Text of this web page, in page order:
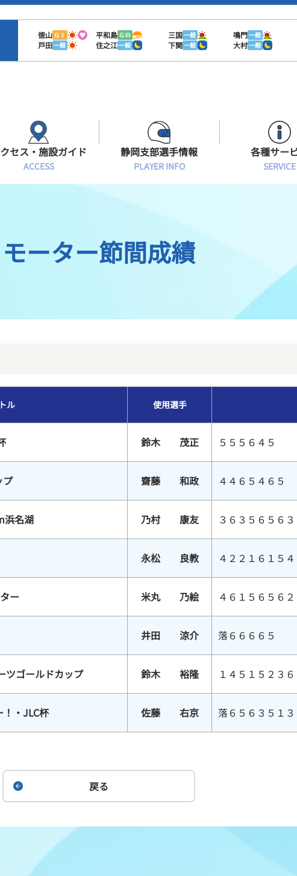
徳山 ＧⅠ 平和島 ＧⅢ 三国一般 鳴門一般
戸田一般 住之江一般 下関一般 大村一般
ボートデータ
出目データ
セス・施設ガイド
ACCESS
有料席情報
特別観覧施設ROKU浜名湖
オ
静岡支部選手情報
PLAYER INFO
選手募集
レーサーズファイル
各種サー
SERVICE
メンバ
選手応
冠レース
モーター節間成績
ル 使用選手
鈴木 茂正 ５５５６４５
プ 齋藤 和政 ４４６５４６５
浜名湖 乃村 康友 ３６３５６５６３
永松 良教 ４２２１６１５４
ー 米丸 乃絵 ４６１５６５６２
井田 涼介 落６６６６５
ツゴールドカップ 鈴木 裕隆 １４５１５２３
・JLC杯 佐藤 右京 落６５６３５１３
戻る